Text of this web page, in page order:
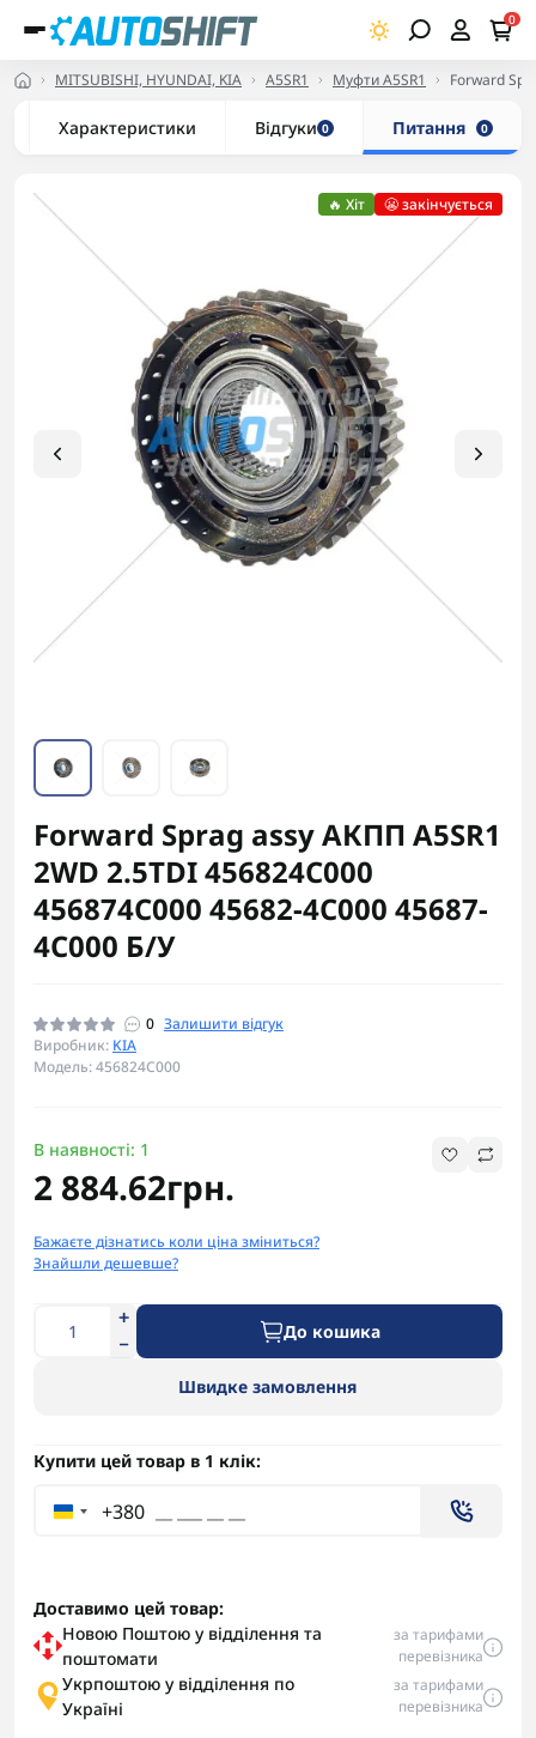
0
MITSUBISHI, HYUNDAI, KIA A5SR1 Муфти A5SR1 Forward
Характеристики Відгуки 0 Питання 0
🔥 Хіт 😬 закінчується
Forward Sprag assy АКПП A5SR1
2WD 2.5TDI 456824C000
456874C000 45682-4C000 45687-
4C000 Б/У
0 Залишити відгук
Виробник: KIA
Модель: 456824C000
В наявності: 1
2 884.62грн.
Бажаєте дізнатись коли ціна зміниться?
Знайшли дешевше?
До кошика
Швидке замовлення
Купити цей товар в 1 клік:
+380
Доставимо цей товар:
Новою Поштою у відділення та
поштомати
за тарифами
перевізника
Укрпоштою у відділення по
Україні
за тарифами
перевізника